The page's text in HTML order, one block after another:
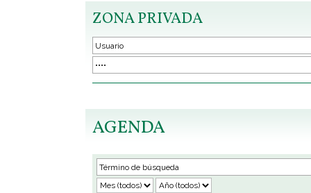
ZONA PRIVADA
AGENDA